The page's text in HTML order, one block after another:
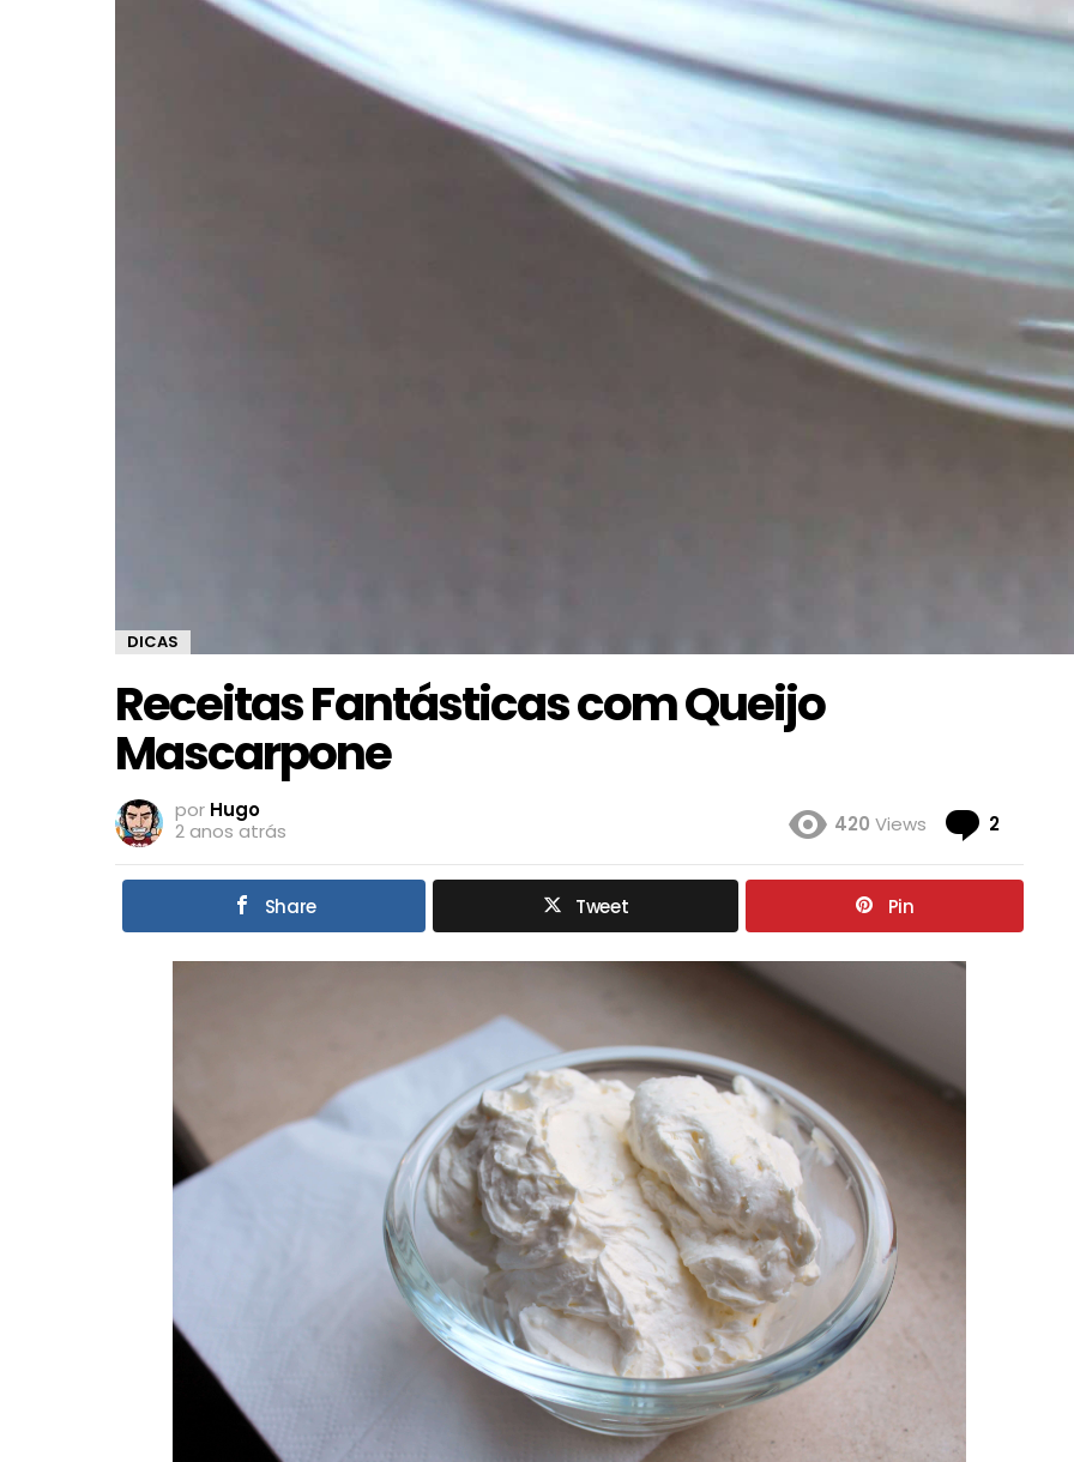
DICAS
Receitas Fantásticas com Queijo
Mascarpone
por Hugo
2 anos atrás
420 Views 2
Share Tweet Pin